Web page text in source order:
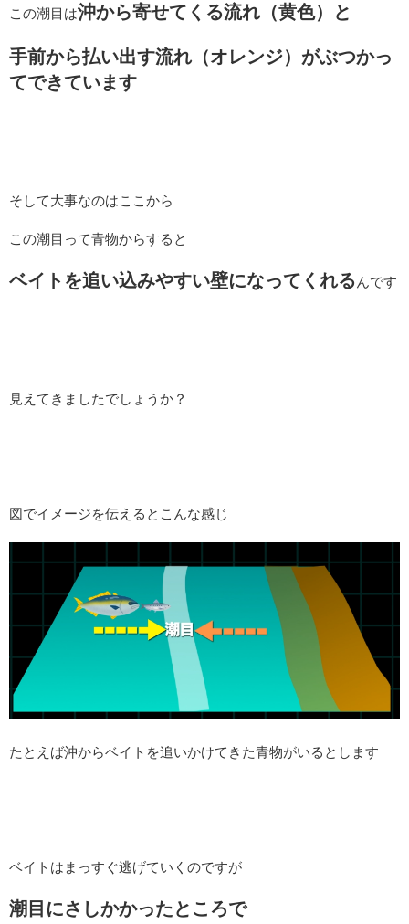
この潮目は沖から寄せてくる流れ（黄色）と
手前から払い出す流れ（オレンジ）がぶつかっ
てできています
そして大事なのはここから
この潮目って青物からすると
ベイトを追い込みやすい壁になってくれる んです
見えてきましたでしょうか？
図でイメージを伝えるとこんな感じ
たとえば沖からベイトを追いかけてきた青物がいるとします
ベイトはまっすぐ逃げていくのですが
潮目にさしかかったところで